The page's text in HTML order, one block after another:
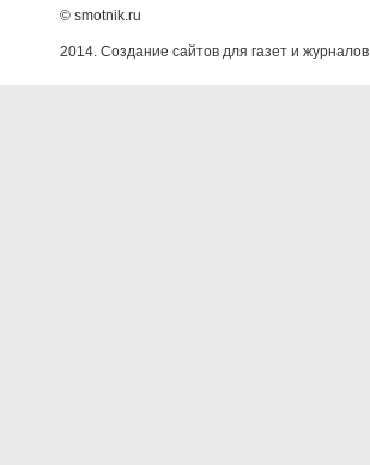
© smotnik.ru
2014. Создание сайтов для газет и журналов